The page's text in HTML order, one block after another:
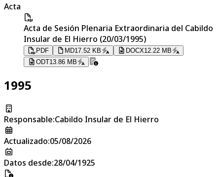
Acta
Acta de Sesión Plenaria Extraordinaria del Cabildo
Insular de El Hierro (20/03/1995)
PDF MD17.52 KB DOCX12.22 MB
ODT13.86 MB
1995
Responsable:Cabildo Insular de El Hierro
Actualizado:05/08/2026
Datos desde:28/04/1925